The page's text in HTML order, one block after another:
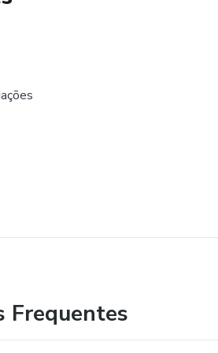
O segundo capítulo oferece
importantes para que você
Frequentes